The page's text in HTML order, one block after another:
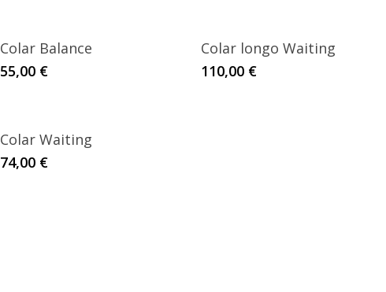
Colar Balance
55,00 €
Colar longo Waiting
110,00 €
Colar Waiting
74,00 €